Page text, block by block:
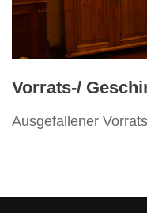
Vorrats-/
Ausgefallener